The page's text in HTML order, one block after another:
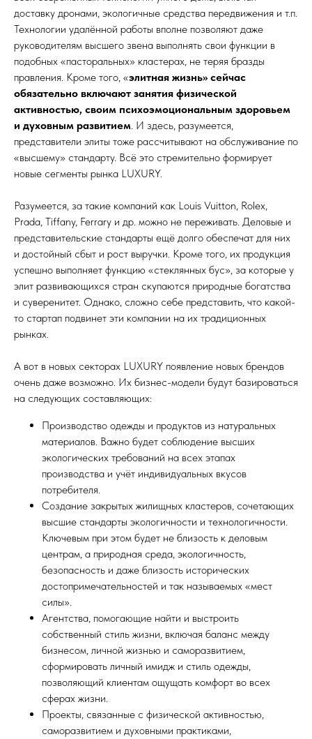
доставку дронами, экологичные средства передвижения и т.п.
Технологии удалённой работы вполне позволяют даже
руководителям высшего звена выполнять свои функции в
подобных «пасторальных» кластерах, не теряя бразды
правления. Кроме того, «элитная жизнь» сейчас
обязательно включают занятия физической
активностью, своим психоэмоциональным здоровьем
и духовным развитием. И здесь, разумеется,
представители элиты тоже рассчитывают на обслуживание по
«высшему» стандарту. Всё это стремительно формирует
новые сегменты рынка LUXURY.
Разумеется, за такие компаний как Louis Vuitton, Rolex,
Prada, Tiffany, Ferrary и др. можно не переживать. Деловые и
представительские стандарты ещё долго обеспечат для них
и достойный сбыт и рост выручки. Кроме того, их продукция
успешно выполняет функцию «стеклянных бус», за которые у
элит развивающихся стран скупаются природные богатства
и суверенитет. Однако, сложно себе представить, что какой-
то стартап подвинет эти компании на их традиционных
рынках.
А вот в новых секторах LUXURY появление новых брендов
очень даже возможно. Их бизнес-модели будут базироваться
на следующих составляющих:
Производство одежды и продуктов из натуральных
материалов. Важно будет соблюдение высших
экологических требований на всех этапах
производства и учёт индивидуальных вкусов
потребителя.
Создание закрытых жилищных кластеров, сочетающих
высшие стандарты экологичности и технологичности.
Ключевым при этом будет не близость к деловым
центрам, а природная среда, экологичность,
безопасность и даже близость исторических
достопримечательностей и так называемых «мест
силы».
Агентства, помогающие найти и выстроить
собственный стиль жизни, включая баланс между
бизнесом, личной жизнью и саморазвитием,
сформировать личный имидж и стиль одежды,
позволяющий клиентам ощущать комфорт во всех
сферах жизни.
Проекты, связанные с физической активностью,
саморазвитием и духовными практиками,